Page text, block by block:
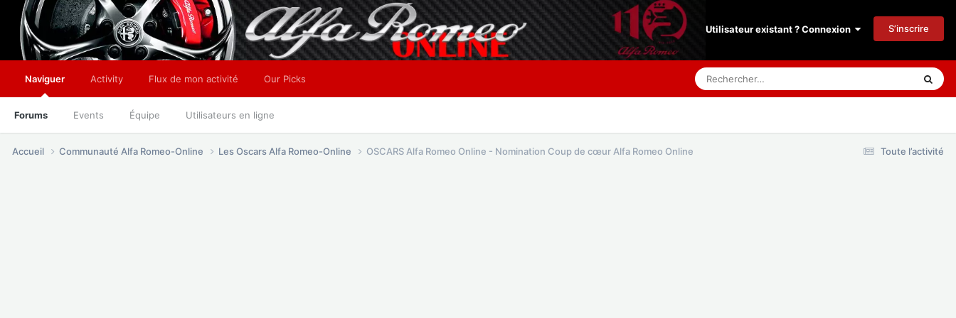
Utilisateur existant ? Connexion S’inscrire
Naviguer
Forums Events Équipe Utilisateurs en ligne
Activity Flux de mon activité Our Picks
Toute l’activité
Accueil Communauté Alfa Romeo-Online Les Oscars Alfa Romeo-Online OSCARS Alfa Romeo Online - Nomination Coup de cœur Alfa Romeo Online